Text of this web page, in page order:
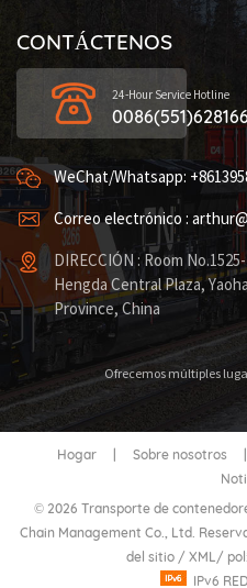
CONTÁCTENOS
24-Hour Service Hotline
WeChat/Whatsapp:
Correo electrónico :
DIRECCIÓN : Room
Hengda Central Plaza,
Province, China
Ofrecemos múltiples
Hogar Sobre nosotros
© 2026 Transporte de
Chain Management Co., Ltd.
del sitio / XML/
IPv6